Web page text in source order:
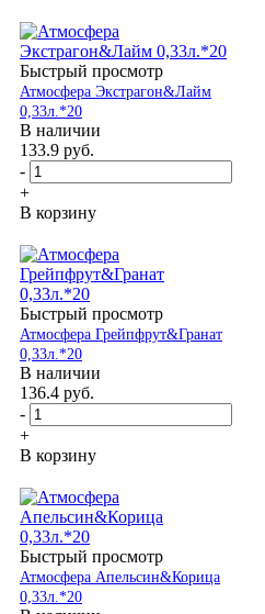
Быстрый просмотр
Атмосфера Экстрагон&Лайм
0,33л.*20
В наличии
133.9 руб.
-
+
В корзину
Быстрый просмотр
Атмосфера Грейпфрут&Гранат
0,33л.*20
В наличии
136.4 руб.
-
+
В корзину
Быстрый просмотр
Атмосфера Апельсин&Корица
0,33л.*20